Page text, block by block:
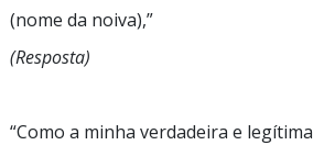
(nome da noiva),”
(Resposta)
“Como a minha verdadeira e legítima